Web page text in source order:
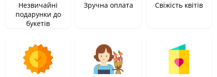
Незвичайні
подарунки до
букетів
Зручна оплата Свіжість квітів